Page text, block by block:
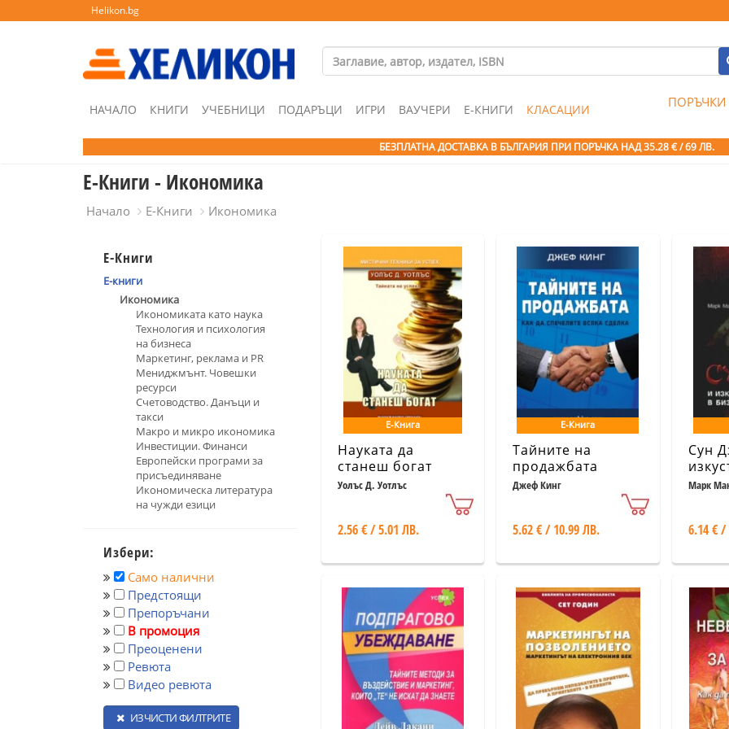
Helikon.bg
НАЧАЛО КНИГИ УЧЕБНИЦИ ПОДАРЪЦИ ИГРИ ВАУЧЕРИ Е-КНИГИ КЛАСАЦИИ
БЕЗПЛАТНА ДОСТАВКА В БЪЛГАРИЯ ПРИ ПОРЪЧКА НАД 35.28 € / 69 ЛВ.
Е-Книги - Икономика
Начало Е-Книги Икономика
Е-Книги
Е-книги
Икономика
Икономиката като наука
Технология и психология
на бизнеса
Маркетинг, реклама и PR
Мениджмънт. Човешки
ресурси
Счетоводство. Данъци и
такси
Макро и микро икономика
Инвестиции. Финанси
Европейски програми за
присъединяване
Икономическа литература
на чужди езици
Избери:
Само налични
Предстоящи
Препоръчани
В промоция
Преоценени
Ревюта
Видео ревюта
ИЗЧИСТИ ФИЛТРИТЕ
Е-Книга
Науката да
станеш богат
Уолъс Д. Уотлъс
2.56 € / 5.01 ЛВ.
Е-Книга
Тайните на
продажбата
Джеф Кинг
5.62 € / 10.99 ЛВ.
Сун
Марк
6.14 €